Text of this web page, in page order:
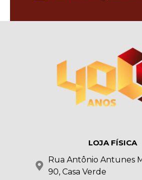
LOJA FÍSICA
Rua Antônio Antunes
90, Casa Verde